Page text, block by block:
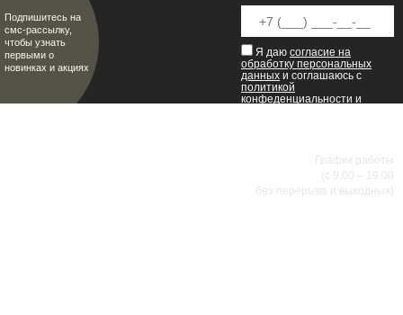
Подпишитесь на
смс-рассылку,
чтобы узнать
первыми о
новинках и акциях
Я даю согласие на
обработку персональных
данных и соглашаюсь с
политикой
конфеденциальности и
График работы
(с 9.00 – 19.00
без перерыва и выходных)